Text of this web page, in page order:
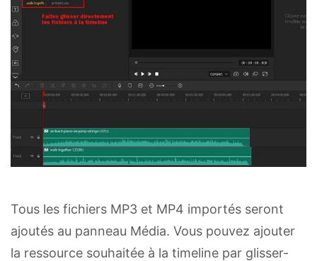
Tous les fichiers MP3 et MP4 importés seront
ajoutés au panneau Média. Vous pouvez ajouter
la ressource souhaitée à la timeline par glisser-